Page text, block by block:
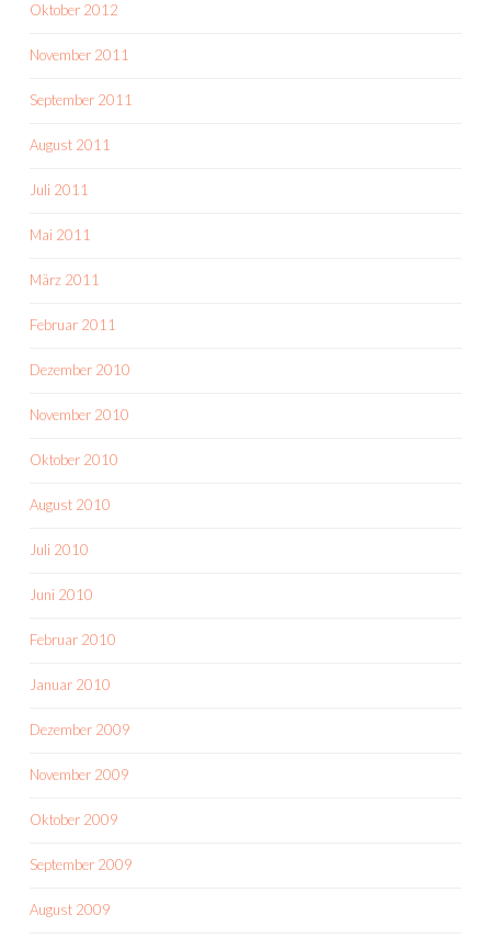
Oktober 2012
November 2011
September 2011
August 2011
Juli 2011
Mai 2011
März 2011
Februar 2011
Dezember 2010
November 2010
Oktober 2010
August 2010
Juli 2010
Juni 2010
Februar 2010
Januar 2010
Dezember 2009
November 2009
Oktober 2009
September 2009
August 2009